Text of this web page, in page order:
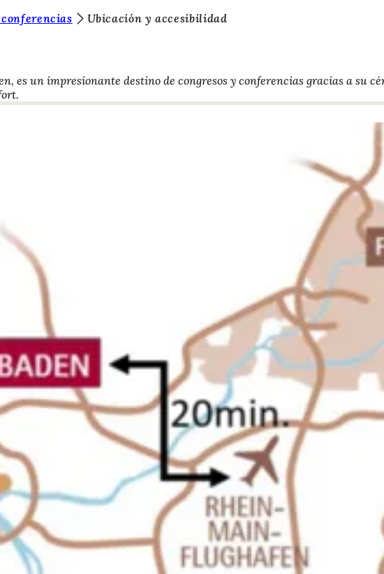
conferencias
Ubicación y accesibilidad
es un impresionante destino de congresos y conferencias gracias a